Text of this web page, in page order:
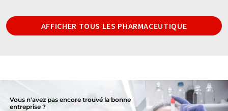
AFFICHER TOUS LES PHARMACEUTIQUE
Vous n'avez pas encore trouvé la bonne
entreprise ?